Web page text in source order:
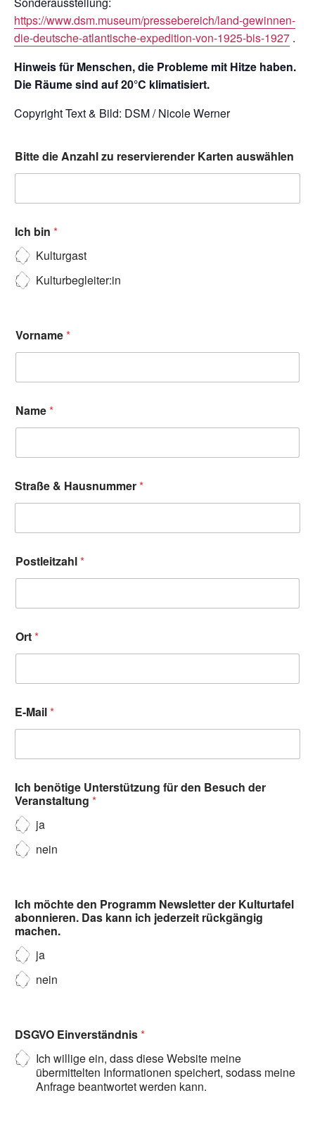
https://www.dsm.museum/pressebereich/land-gewinnen-
die-deutsche-atlantische-expedition-von-1925-bis-1927 .
Hinweis für Menschen, die Probleme mit Hitze haben.
Die Räume sind auf 20°C klimatisiert.
Copyright Text & Bild: DSM / Nicole Werner
Bitte die Anzahl zu reservierender Karten auswählen
Ich bin *
Kulturgast
Kulturbegleiter:in
Vorname*
Name*
Straße & Hausnummer*
Postleitzahl*
Ort*
E-Mail*
Ich benötige Unterstützung für den Besuch der
Veranstaltung *
ja
nein
Ich möchte den Programm Newsletter der Kulturtafel
abonnieren. Das kann ich jederzeit rückgängig
machen.
ja
nein
DSGVO Einverständnis*
Ich willige ein, dass diese Website meine
übermittelten Informationen speichert, sodass meine
Anfrage beantwortet werden kann.